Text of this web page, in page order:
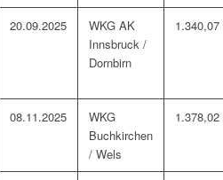
20.09.2025
WKG AK
Innsbruck /
Dornbirn
1.340,07
08.11.2025
WKG
Buchkirchen
/ Wels
1.378,02